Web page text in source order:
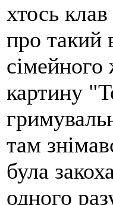
хтось
про такий
картину
там
була
одного